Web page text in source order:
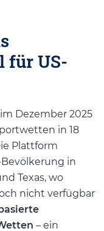
für US-
Dezember 2025
in 18
Plattform
in
Texas, wo
nicht verfügbar
– ein